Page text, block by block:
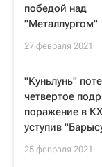
победой над
"Металлургом"
27 февраля 2021
"Куньлунь"
четвертое
поражение в
уступив
25 февраля 2021